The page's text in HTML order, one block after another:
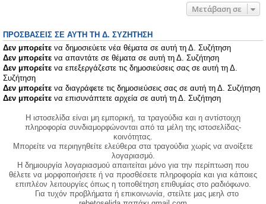
Μετάβαση σε
ΠΡΟΣΒΆΣΕΙΣ ΣΕ ΑΥΤΉ ΤΗ Δ. ΣΥΖΉΤΗΣΗ
Δεν μπορείτε να δημοσιεύετε νέα θέματα σε αυτή τη Δ. Συζήτηση
Δεν μπορείτε να απαντάτε σε θέματα σε αυτή τη Δ. Συζήτηση
Δεν μπορείτε να επεξεργάζεστε τις δημοσιεύσεις σας σε αυτή τη Δ.
Συζήτηση
Δεν μπορείτε να διαγράφετε τις δημοσιεύσεις σας σε αυτή τη Δ. Συζήτηση
Δεν μπορείτε να επισυνάπτετε αρχεία σε αυτή τη Δ. Συζήτηση
Η ιστοσελίδα είναι μη εμπορική, τα τραγούδια και η αντίστοιχη
πληροφορία συνδιαμορφώνονται από τα μέλη της ιστοσελίδας-
κοινότητας.
Μπορείτε να περιηγηθείτε ελεύθερα στα τραγούδια χωρίς να ανοίξετε
λογαριασμό.
Η δημιουργία λογαριασμού απαιτείται μόνο για την περίπτωση που
θέλετε να μορφοποιήσετε ή να προσθέσετε πληροφορία και για κάποιες
επιπλέον λειτουργίες όπως η τοποθέτηση επιθυμίας στο ραδιόφωνο.
Για τυχόν προβλήματα ή επικοινωνία, στείλτε μας μεηλ στο